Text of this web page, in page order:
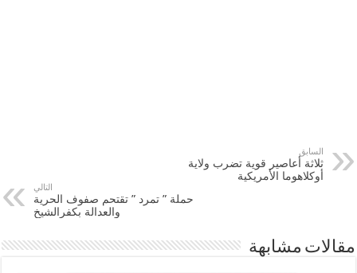
السابق
ثلاثة أعاصير قوية تضرب ولاية
أوكلاهوما الأمريكية
التالي
حملة ” تمرد ” تقتحم صفوف الحرية
والعدالة بكفرالشيخ
مقالات مشابهة